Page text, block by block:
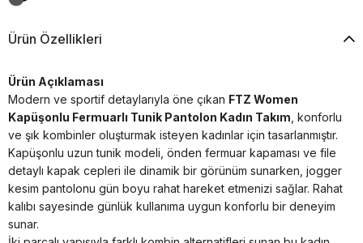
Ürün Özellikleri
Ürün Açıklaması
Modern ve sportif detaylarıyla öne çıkan FTZ Women
Kapüşonlu Fermuarlı Tunik Pantolon Kadın Takım , konforlu
ve şık kombinler oluşturmak isteyen kadınlar için tasarlanmıştır.
Kapüşonlu uzun tunik modeli, önden fermuar kapaması ve file
detaylı kapak cepleri ile dinamik bir görünüm sunarken, jogger
kesim pantolonu gün boyu rahat hareket etmenizi sağlar. Rahat
kalıbı sayesinde günlük kullanıma uygun konforlu bir deneyim
sunar.